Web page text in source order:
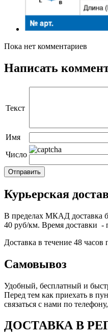
Пока нет комментариев
Написать
Текст
Имя
Число
Курьерская
В пределах МКАД доставка
40 руб/км. Время доставки -
Доставка в течение 48 часов
Самовывоз
Удобный, бесплатный и
Перед тем как приехать в
связаться с нами по
ДОСТАВКА В